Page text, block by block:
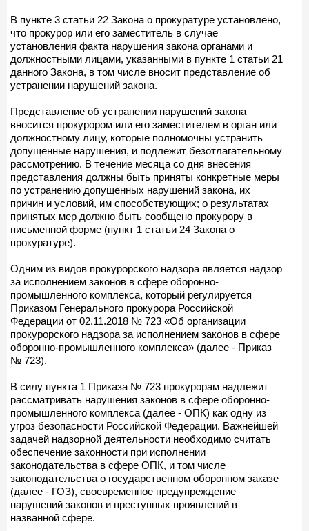
В пункте 3 статьи 22 Закона о прокуратуре установлено,
что прокурор или его заместитель в случае
установления факта нарушения закона органами и
должностными лицами, указанными в пункте 1 статьи 21
данного Закона, в том числе вносит представление об
устранении нарушений закона.
Представление об устранении нарушений закона
вносится прокурором или его заместителем в орган или
должностному лицу, которые полномочны устранить
допущенные нарушения, и подлежит безотлагательному
рассмотрению. В течение месяца со дня внесения
представления должны быть приняты конкретные меры
по устранению допущенных нарушений закона, их
причин и условий, им способствующих; о результатах
принятых мер должно быть сообщено прокурору в
письменной форме (пункт 1 статьи 24 Закона о
прокуратуре).
Одним из видов прокурорского надзора является надзор
за исполнением законов в сфере оборонно-
промышленного комплекса, который регулируется
Приказом Генерального прокурора Российской
Федерации от 02.11.2018 № 723 «Об организации
прокурорского надзора за исполнением законов в сфере
оборонно-промышленного комплекса» (далее - Приказ
№ 723).
В силу пункта 1 Приказа № 723 прокурорам надлежит
рассматривать нарушения законов в сфере оборонно-
промышленного комплекса (далее - ОПК) как одну из
угроз безопасности Российской Федерации. Важнейшей
задачей надзорной деятельности необходимо считать
обеспечение законности при исполнении
законодательства в сфере ОПК, и том числе
законодательства о государственном оборонном заказе
(далее - ГОЗ), своевременное предупреждение
нарушений законов и преступных проявлений в
названной сфере.